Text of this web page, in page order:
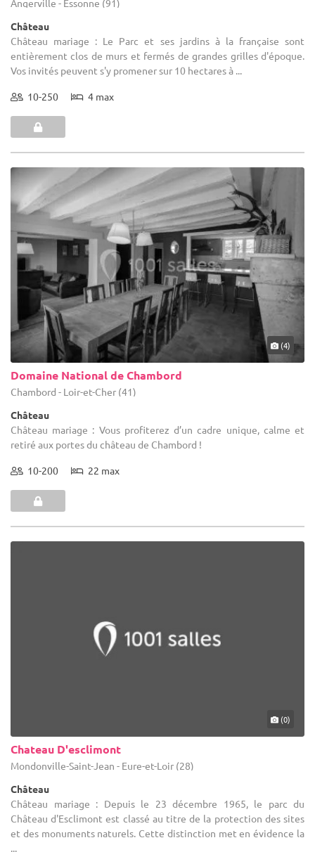
Angerville - Essonne (91)
Château
Château mariage : Le Parc et ses jardins à la française sont
entièrement clos de murs et fermés de grandes grilles d'époque.
Vos invités peuvent s'y promener sur 10 hectares à ...
10-250 4 max
(4)
Domaine National de Chambord
Chambord - Loir-et-Cher (41)
Château
Château mariage : Vous profiterez d’un cadre unique, calme et
retiré aux portes du château de Chambord !
10-200 22 max
(0)
Chateau D'esclimont
Mondonville-Saint-Jean - Eure-et-Loir (28)
Château
Château mariage : Depuis le 23 décembre 1965, le parc du
Château d'Esclimont est classé au titre de la protection des sites
et des monuments naturels. Cette distinction met en évidence la